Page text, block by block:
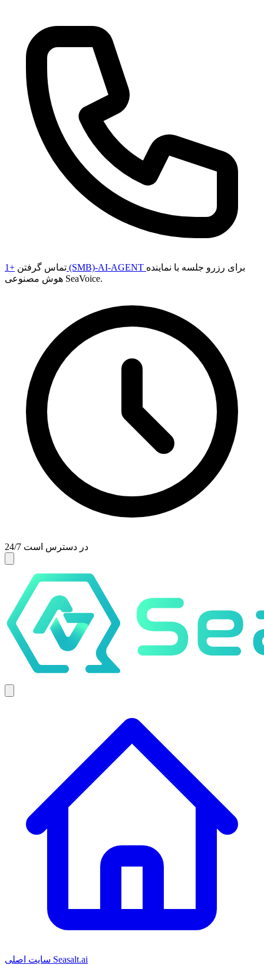
تماس گرفتن +1 (SMB)-AI-AGENT برای رزرو جلسه با نماینده
هوش مصنوعی SeaVoice.
24/7 در دسترس است
سایت اصلی Seasalt.ai